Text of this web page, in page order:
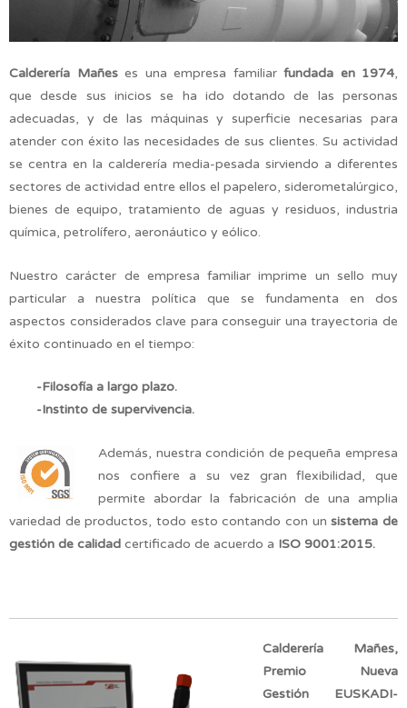
Calderería Mañes es una empresa familiar fundada en 1974,
que desde sus inicios se ha ido dotando de las personas
adecuadas, y de las máquinas y superficie necesarias para
atender con éxito las necesidades de sus clientes. Su actividad
se centra en la calderería media-pesada sirviendo a diferentes
sectores de actividad entre ellos el papelero, siderometalúrgico,
bienes de equipo, tratamiento de aguas y residuos, industria
química, petrolífero, aeronáutico y eólico.
Nuestro carácter de empresa familiar imprime un sello muy
particular a nuestra política que se fundamenta en dos
aspectos considerados clave para conseguir una trayectoria de
éxito continuado en el tiempo:
-Filosofía a largo plazo.
-Instinto de supervivencia.
Además, nuestra condición de pequeña empresa
nos confiere a su vez gran flexibilidad, que
permite abordar la fabricación de una amplia
variedad de productos, todo esto contando con un sistema de
gestión de calidad certificado de acuerdo a ISO 9001:2015.
Calderería Mañes,
Premio Nueva
Gestión EUSKADI-